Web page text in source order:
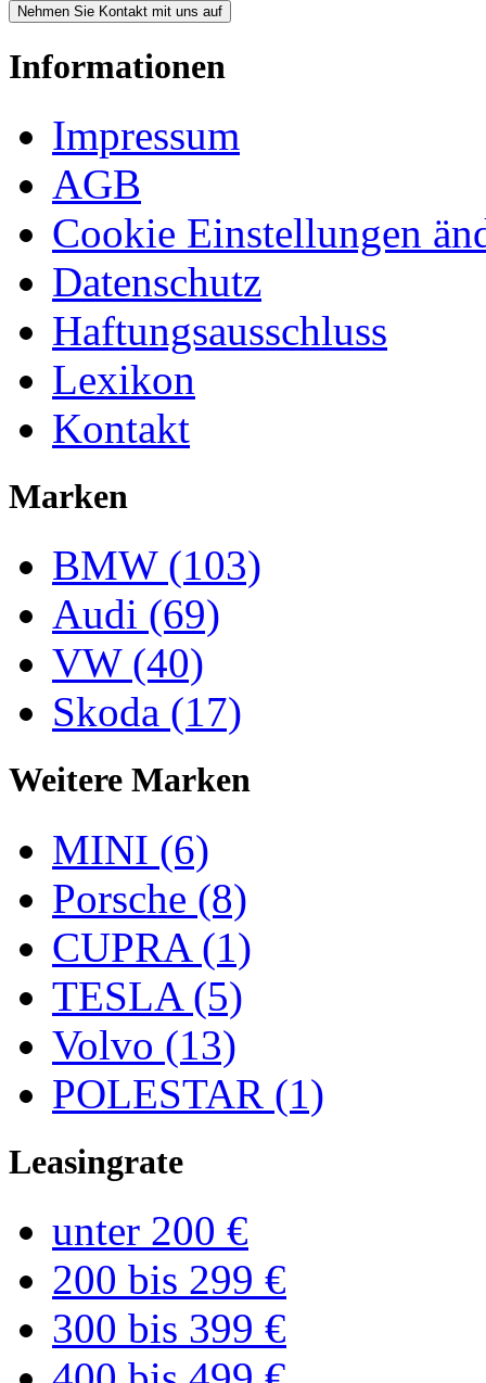
Nehmen Sie Kontakt mit uns auf
Informationen
Impressum
AGB
Cookie Einstellungen
Datenschutz
Haftungsausschluss
Lexikon
Kontakt
Marken
BMW (103)
Audi (69)
VW (40)
Skoda (17)
Weitere Marken
MINI (6)
Porsche (8)
CUPRA (1)
TESLA (5)
Volvo (13)
POLESTAR (1)
Leasingrate
unter 200 €
200 bis 299 €
300 bis 399 €